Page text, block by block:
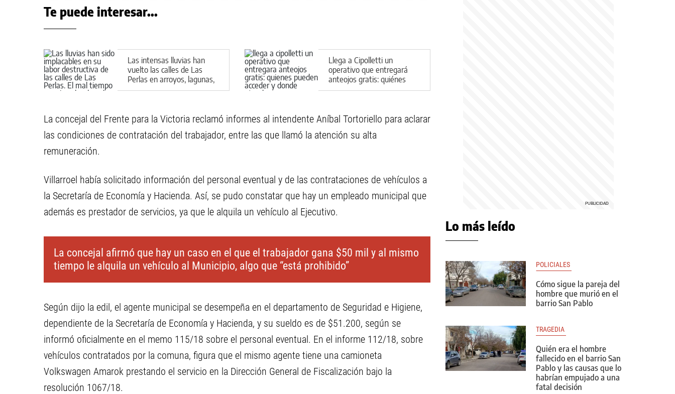
Te puede interesar...
Las intensas lluvias han
vuelto las calles de Las
Perlas en arroyos, lagunas,
charcas y lodazales
Llega a Cipolletti un
operativo que entregará
anteojos gratis: quiénes
pueden acceder y dónde
La concejal del Frente para la Victoria reclamó informes al intendente Aníbal Tortoriello para aclarar
las condiciones de contratación del trabajador, entre las que llamó la atención su alta
remuneración.
Villarroel había solicitado información del personal eventual y de las contrataciones de vehículos a
la Secretaría de Economía y Hacienda. Así, se pudo constatar que hay un empleado municipal que
además es prestador de servicios, ya que le alquila un vehículo al Ejecutivo.
La concejal afirmó que hay un caso en el que el trabajador gana $50 mil y al mismo
tiempo le alquila un vehículo al Municipio, algo que “está prohibido”
Según dijo la edil, el agente municipal se desempeña en el departamento de Seguridad e Higiene,
dependiente de la Secretaría de Economía y Hacienda, y su sueldo es de $51.200, según se
informó oficialmente en el memo 115/18 sobre el personal eventual. En el informe 112/18, sobre
vehículos contratados por la comuna, figura que el mismo agente tiene una camioneta
Volkswagen Amarok prestando el servicio en la Dirección General de Fiscalización bajo la
resolución 1067/18.
Lo más leído
POLICIALES
Cómo sigue la pareja del
hombre que murió en el
barrio San Pablo
TRAGEDIA
Quién era el hombre
fallecido en el barrio San
Pablo y las causas que lo
habrían empujado a una
fatal decisión